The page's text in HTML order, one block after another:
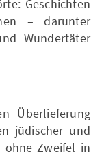
Geschichten
– darunter
Wundertäter
Überlieferung
jüdischer und
ohne Zweifel in